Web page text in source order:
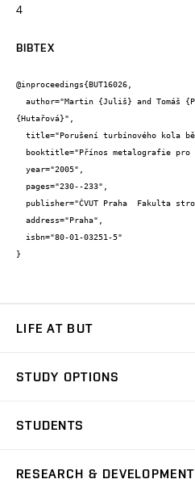
4
BIBTEX
@inproceedings{BUT16026,
{Hutařová}",
}
LIFE AT BUT
Dormitories
Sport
STUDY OPTIONS
Degree studies in English
STUDENTS
RESEARCH & DEVELOPMENT